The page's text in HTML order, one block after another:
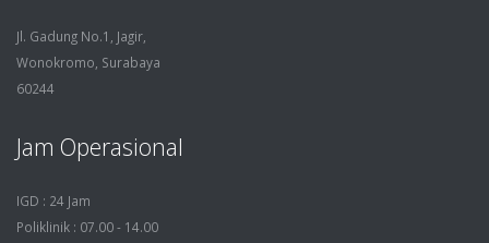
Jl. Gadung No.1, Jagir,
Wonokromo, Surabaya
60244
Jam Operasional
IGD : 24 Jam
Poliklinik : 07.00 - 14.00